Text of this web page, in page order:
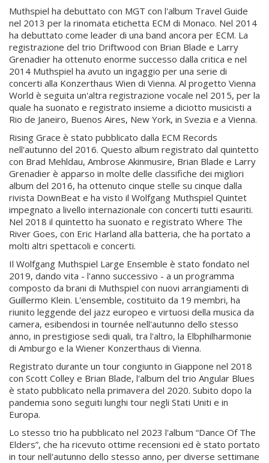
Muthspiel ha debuttato con MGT con l'album Travel Guide
nel 2013 per la rinomata etichetta ECM di Monaco. Nel 2014
ha debuttato come leader di una band ancora per ECM. La
registrazione del trio Driftwood con Brian Blade e Larry
Grenadier ha ottenuto enorme successo dalla critica e nel
2014 Muthspiel ha avuto un ingaggio per una serie di
concerti alla Konzerthaus Wien di Vienna. Al progetto Vienna
World è seguita un'altra registrazione vocale nel 2015, per la
quale ha suonato e registrato insieme a diciotto musicisti a
Rio de Janeiro, Buenos Aires, New York, in Svezia e a Vienna.
Rising Grace è stato pubblicato dalla ECM Records
nell'autunno del 2016. Questo album registrato dal quintetto
con Brad Mehldau, Ambrose Akinmusire, Brian Blade e Larry
Grenadier è apparso in molte delle classifiche dei migliori
album del 2016, ha ottenuto cinque stelle su cinque dalla
rivista DownBeat e ha visto il Wolfgang Muthspiel Quintet
impegnato a livello internazionale con concerti tutti esauriti.
Nel 2018 il quintetto ha suonato e registrato Where The
River Goes, con Eric Harland alla batteria, che ha portato a
molti altri spettacoli e concerti.
Il Wolfgang Muthspiel Large Ensemble è stato fondato nel
2019, dando vita - l'anno successivo - a un programma
composto da brani di Muthspiel con nuovi arrangiamenti di
Guillermo Klein. L'ensemble, costituito da 19 membri, ha
riunito leggende del jazz europeo e virtuosi della musica da
camera, esibendosi in tournée nell'autunno dello stesso
anno, in prestigiose sedi quali, tra l'altro, la Elbphilharmonie
di Amburgo e la Wiener Konzerthaus di Vienna.
Registrato durante un tour congiunto in Giappone nel 2018
con Scott Colley e Brian Blade, l'album del trio Angular Blues
è stato pubblicato nella primavera del 2020. Subito dopo la
pandemia sono seguiti lunghi tour negli Stati Uniti e in
Europa.
Lo stesso trio ha pubblicato nel 2023 l'album “Dance Of The
Elders”, che ha ricevuto ottime recensioni ed è stato portato
in tour nell'autunno dello stesso anno, per diverse settimane